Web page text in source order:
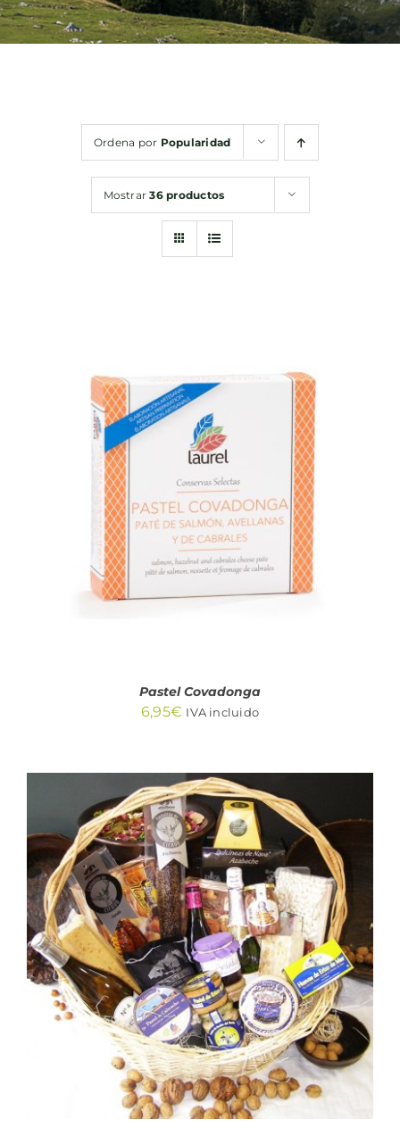
Bebidas
Ordena por Popularidad
Mostrar36 productos
AÑADIR AL CARRITO
DETALLES
Pastel Covadonga
6,95€ IVA incluido
AÑADIR AL CARRITO
/
DETALLES